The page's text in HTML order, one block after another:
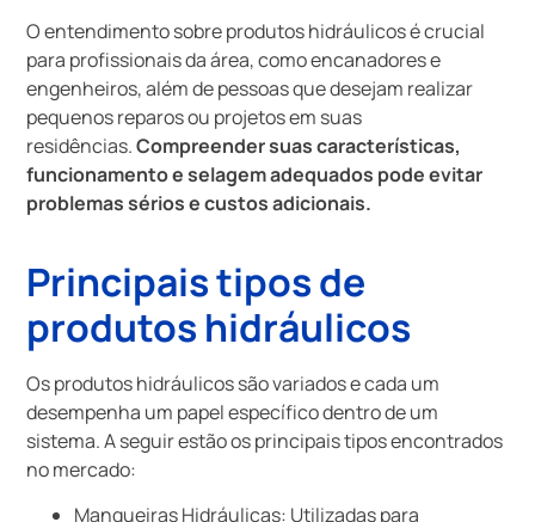
O entendimento sobre produtos hidráulicos é crucial
para profissionais da área, como encanadores e
engenheiros, além de pessoas que desejam realizar
pequenos reparos ou projetos em suas
residências.Compreender suas características,
funcionamento e selagem adequados pode evitar
problemas sérios e custos adicionais.
Principais tipos de
produtos hidráulicos
Os produtos hidráulicos são variados e cada um
desempenha um papel específico dentro de um
sistema. A seguir estão os principais tipos encontrados
no mercado:
Mangueiras Hidráulicas: Utilizadas para